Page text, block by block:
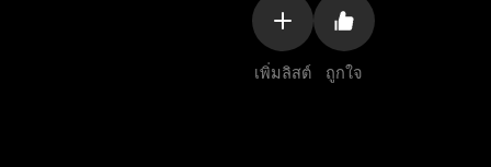
เพิ่มลิสต์ ถูกใจ